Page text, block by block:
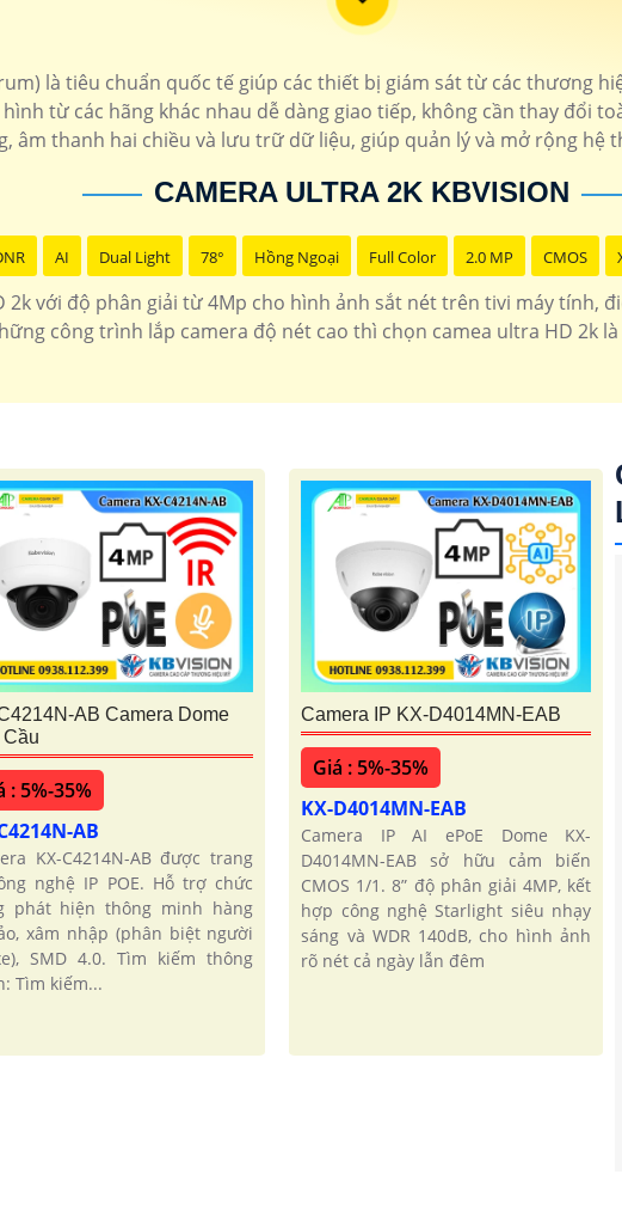
sản phẩm camera chính hãng hình ảnh sắt nét cho công trình chất lượng
THÔNG TIN
1.900.000 VNĐCamera hình ảnh sắt nét
1.700.000 VNĐĐộ phân gải 2k thiết
'
là tiêu chuẩn quốc tế giúp các thiết bị giám sát từ các thương
từ các hãng khác nhau dễ dàng giao tiếp, không cần thay đổi
âm thanh hai chiều và lưu trữ dữ liệu, giúp quản lý và mở rộng hệ
CAMERA ULTRA 2K KBVISION
AI Dual Light 78° Hồng Ngoại Full Color 2.0 MP CMOS
2k với độ phân giải từ 4Mp cho hình ảnh sắt nét trên tivi máy tính,
công trình lắp camera độ nét cao thì chọn camea ultra HD 2k
AB Camera Dome
Cầu
: 5%-35%
AB
KX-C4214N-AB được trang
nghệ IP POE. Hỗ trợ chức
phát hiện thông minh hàng
xâm nhập (phân biệt người
SMD 4.0. Tìm kiếm thông
Tìm kiếm...
Camera IP KX-D4014MN-EAB
Giá : 5%-35%
KX-D4014MN-EAB
Camera IP AI ePoE Dome KX-
D4014MN-EAB sở hữu cảm biến
CMOS 1/1. 8” độ phân giải 4MP, kết
hợp công nghệ Starlight siêu nhạy
sáng và WDR 140dB, cho hình ảnh
rõ nét cả ngày lẫn đêm